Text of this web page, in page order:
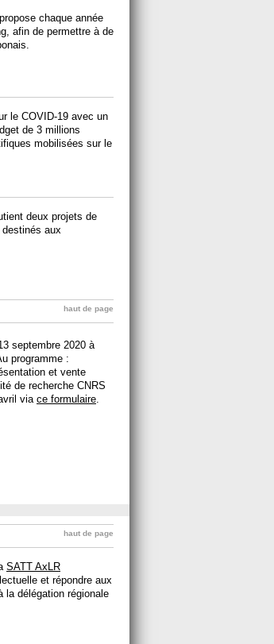
chaque année
afin de permettre à de
le COVID-19 avec un
de 3 millions
mobilisées sur le
deux projets de
aux
haut de page
septembre 2020 à
programme :
et vente
de recherche CNRS
via ce formulaire.
haut de page
SATT AxLR
et répondre aux
la délégation régionale